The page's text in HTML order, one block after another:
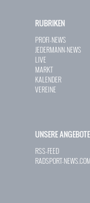
RUBRIKEN
PROFI-NEWS
JEDERMANN-NEWS
LIVE
MARKT
KALENDER
VEREINE
UNSERE ANGEBOTE
RSS-FEED
RADSPORT-NEWS.COM